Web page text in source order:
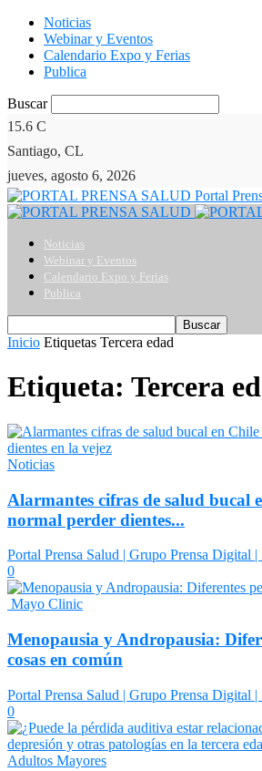
Noticias
Webinar y Eventos
Calendario Expo y Ferias
Publica
Buscar
15.6 C
Santiago, CL
jueves, agosto 6, 2026
Portal
Noticias
Webinar y Eventos
Calendario Expo y Ferias
Publica
Inicio Etiquetas Tercera edad
Etiqueta: Tercera
Noticias
Alarmantes cifras de salud bucal
normal perder dientes...
Portal Prensa Salud | Grupo Prensa Digital |
0
Mayo Clinic
Menopausia y Andropausia:
cosas en común
Portal Prensa Salud | Grupo Prensa Digital |
0
Adultos Mayores